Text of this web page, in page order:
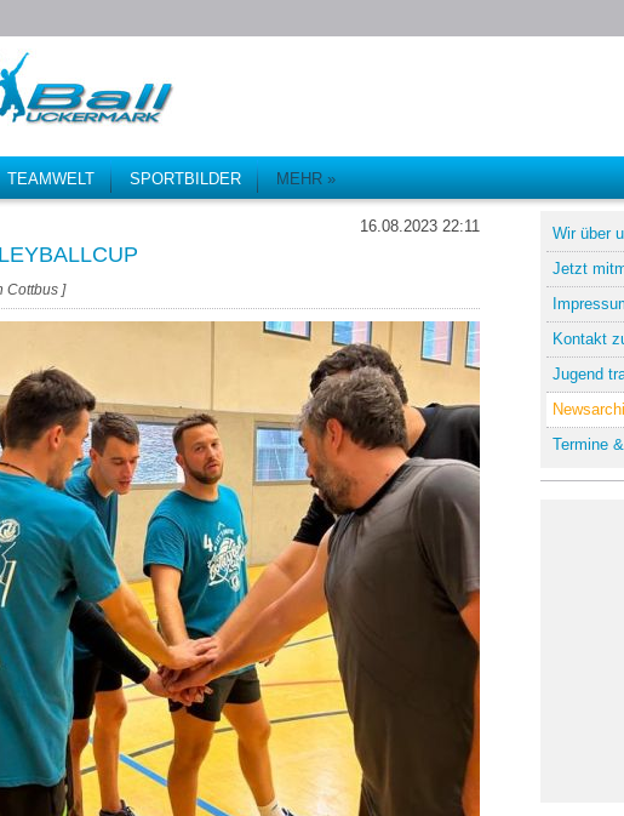
TEAMWELT SPORTBILDER MEHR »
16.08.2023 22:11
Cottbus ]
Wir über
Jetzt
Kontakt
Jugend
Termine